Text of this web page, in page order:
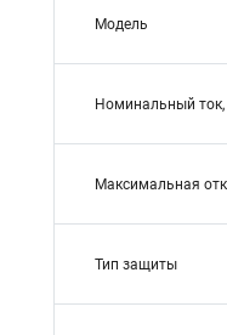
Модель
Номинальный
Максимальная
Тип защиты